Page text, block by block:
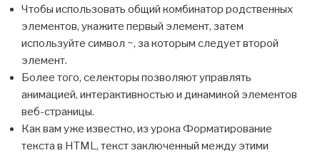
Чтобы использовать общий комбинатор родственных
элементов, укажите первый элемент, затем
используйте символ ~, за которым следует второй
элемент.
Более того, селекторы позволяют управлять
анимацией, интерактивностью и динамикой элементов
веб-страницы.
Как вам уже известно, из урока Форматирование
текста в HTML, текст заключенный между этими